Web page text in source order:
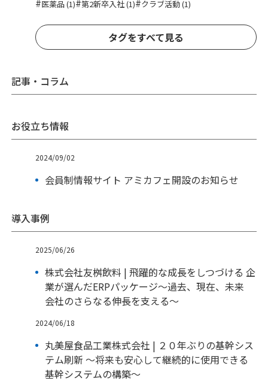
医薬品 (1) 第2新卒入社 (1) クラブ活動 (1)
タグをすべて見る
記事・コラム
お役立ち情報
2024/09/02
会員制情報サイト アミカフェ開設のお知らせ
導入事例
2025/06/26
株式会社友桝飲料 | 飛躍的な成長をしつづける 企
業が選んだERPパッケージ～過去、現在、未来
会社のさらなる伸長を支える～
2024/06/18
丸美屋食品工業株式会社 | ２０年ぶりの基幹シス
テム刷新 ～将来も安心して継続的に使用できる
基幹システムの構築～